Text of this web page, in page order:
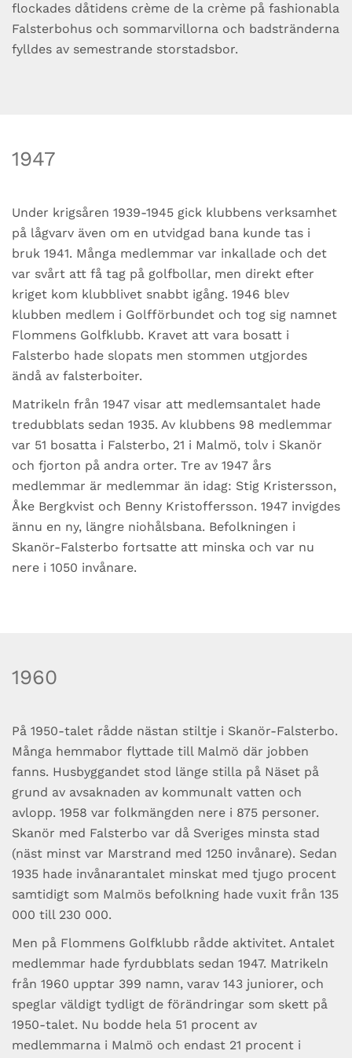
flockades dåtidens crème de la crème på fashionabla
Falsterbohus och sommarvillorna och badstränderna
fylldes av semestrande storstadsbor.
1947
Under krigsåren 1939-1945 gick klubbens verksamhet
på lågvarv även om en utvidgad bana kunde tas i
bruk 1941. Många medlemmar var inkallade och det
var svårt att få tag på golfbollar, men direkt efter
kriget kom klubblivet snabbt igång. 1946 blev
klubben medlem i Golfförbundet och tog sig namnet
Flommens Golfklubb. Kravet att vara bosatt i
Falsterbo hade slopats men stommen utgjordes
ändå av falsterboiter.
Matrikeln från 1947 visar att medlemsantalet hade
tredubblats sedan 1935. Av klubbens 98 medlemmar
var 51 bosatta i Falsterbo, 21 i Malmö, tolv i Skanör
och fjorton på andra orter. Tre av 1947 års
medlemmar är medlemmar än idag: Stig Kristersson,
Åke Bergkvist och Benny Kristoffersson. 1947 invigdes
ännu en ny, längre niohålsbana. Befolkningen i
Skanör-Falsterbo fortsatte att minska och var nu
nere i 1050 invånare.
1960
På 1950-talet rådde nästan stiltje i Skanör-Falsterbo.
Många hemmabor flyttade till Malmö där jobben
fanns. Husbyggandet stod länge stilla på Näset på
grund av avsaknaden av kommunalt vatten och
avlopp. 1958 var folkmängden nere i 875 personer.
Skanör med Falsterbo var då Sveriges minsta stad
(näst minst var Marstrand med 1250 invånare). Sedan
1935 hade invånarantalet minskat med tjugo procent
samtidigt som Malmös befolkning hade vuxit från 135
000 till 230 000.
Men på Flommens Golfklubb rådde aktivitet. Antalet
medlemmar hade fyrdubblats sedan 1947. Matrikeln
från 1960 upptar 399 namn, varav 143 juniorer, och
speglar väldigt tydligt de förändringar som skett på
1950-talet. Nu bodde hela 51 procent av
medlemmarna i Malmö och endast 21 procent i